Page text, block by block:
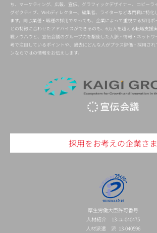
ち、マーケティング、広報、宣伝、グラフィックデザイナー、コピーラ
グゼクティブ、Webディレクター、編集者、ライターなど専門職に特化
ます。同じ業種・職種の採用であっても、企業によって重視する採用
との特徴に合わせたアドバイスができるのも、6万人を超える転職支援
職ノウハウと、宣伝会議のグループ力を駆使した人脈・情報・ネット
考で注目しているポイントや、過去にどんな人がプラス評価・採用さ
ンならではの情報をお伝えします。
採用をお考えの企業さま
厚生労働大臣許可番号
人材紹介 13-ユ-040475
人材派遣 派 13-040596